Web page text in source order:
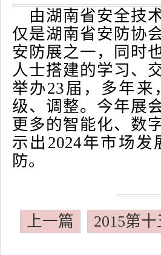
由湖南省安全技
仅是湖南省安防协
安防展之一，同时
人士搭建的学习、
举办23届，多年
级、调整。今年展
更多的智能化、数
示出2024年市场
防。
上一篇
2015第